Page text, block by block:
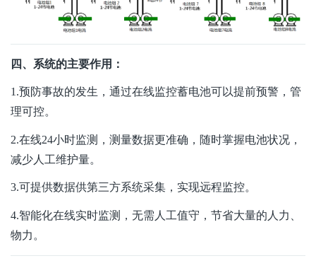
四、 系统的主要作用 ：
1.预防事故的发生，通过在线监控蓄电池可以提前预警，管
理可控。
2.在线24小时监测，测量数据更准确，随时掌握电池状况，
减少人工维护量。
3.可提供数据供第三方系统采集，实现远程监控。
4.智能化在线实时监测，无需人工值守，节省大量的人力、
物力。